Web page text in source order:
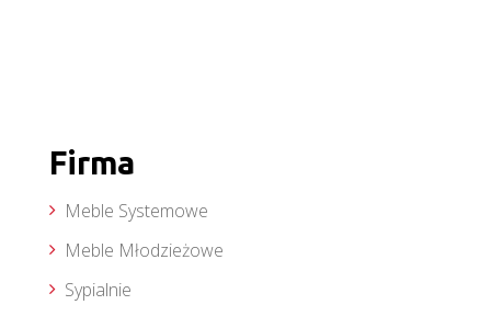
Firma
Meble Systemowe
Meble Młodzieżowe
Sypialnie